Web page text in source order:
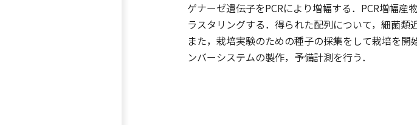
ゲナーゼ遺伝子をPCRにより増幅する．PCR増幅
ラスタリングする．得られた配列について，細菌類
また，栽培実験のための種子の採集をして栽培を
ンバーシステムの製作，予備計測を行う．